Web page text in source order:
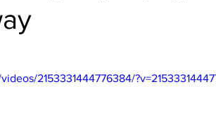
Bar Harbor-맛집/여행지
2153331444776384/